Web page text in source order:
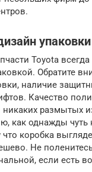
упаковки
Toyota всегда
Обратите
наличие
Качество
размытых
как однажды чуть
коробка
Не
если есть